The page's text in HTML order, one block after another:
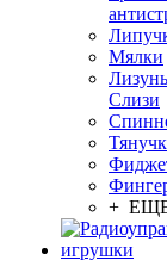
Мялки
Слизи
+